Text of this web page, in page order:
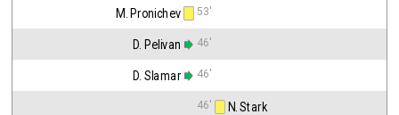
M. Pronichev 53'
D. Pelivan 46'
D. Slamar 46'
46' N. Stark